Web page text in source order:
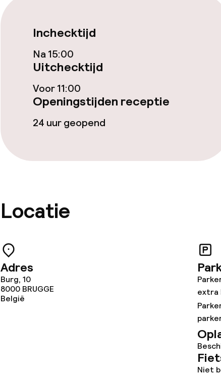
Schoonmaakvoorzieningen
Wasservice
Zakelijke faciliteiten
Conferentieruimte
Vrijgezellenfeesten of andere
feesten niet toegestaan
Inchecktijd
Na 15:00
Uitchecktijd
Voor 11:00
Openingstijden receptie
24 uur geopend
Locatie
Adres
Burg, 10
8000 BRUGGE
België
extra
Niet